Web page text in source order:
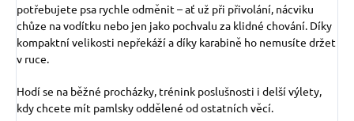
potřebujete psa rychle odměnit – ať už při přivolání, nácviku
chůze na vodítku nebo jen jako pochvalu za klidné chování. Díky
kompaktní velikosti nepřekáží a díky karabině ho nemusíte držet
v ruce.
Hodí se na běžné procházky, trénink poslušnosti i delší výlety,
kdy chcete mít pamlsky oddělené od ostatních věcí.